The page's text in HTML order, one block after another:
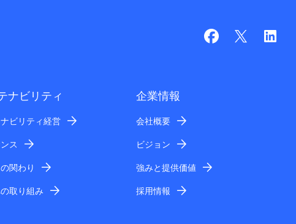
ナビリティ
ビリティ経営
ス
関わり
取り組み
企業情報
会社概要
ビジョン
強みと提供価値
採用情報